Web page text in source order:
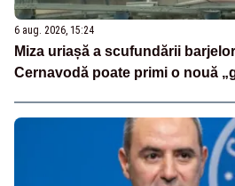
6 aug. 2026, 15:24
Miza uriașă a scufundării
Cernavodă poate primi o nouă